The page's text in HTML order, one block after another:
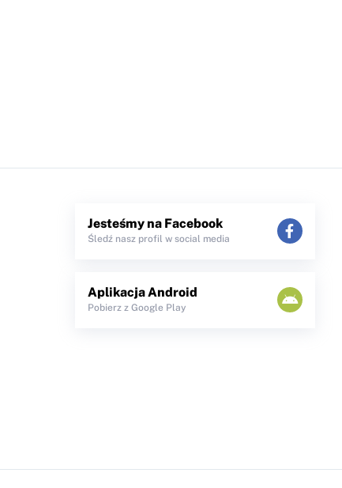
Jesteśmy na Facebook
Śledź nasz profil w social media
Aplikacja Android
Pobierz z Google Play